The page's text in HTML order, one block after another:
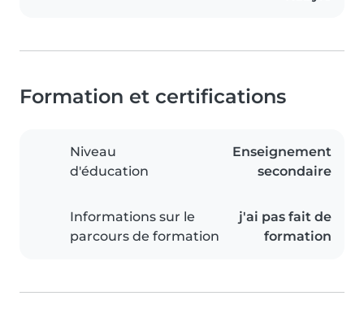
Formation et certifications
Niveau
d'éducation
Enseignement
secondaire
Informations sur le
parcours de formation
j'ai pas fait de
formation